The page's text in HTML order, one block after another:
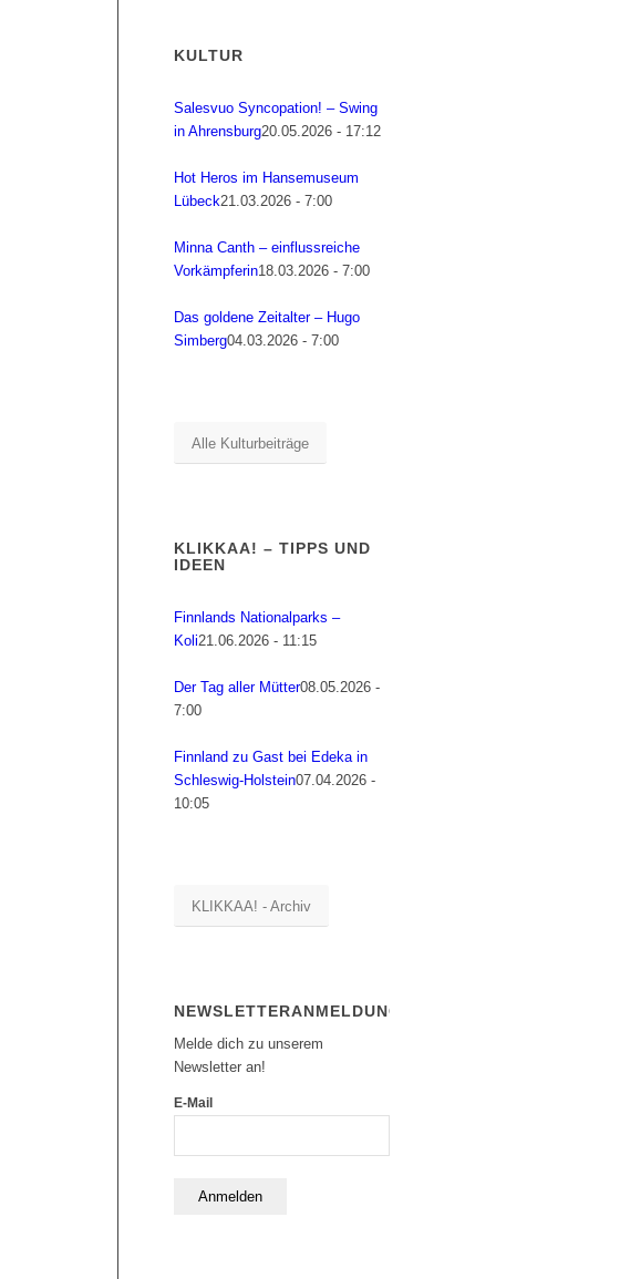
KULTUR
Salesvuo Syncopation! – Swing
in Ahrensburg20.05.2026 - 17:12
Hot Heros im Hansemuseum
Lübeck21.03.2026 - 7:00
Minna Canth – einflussreiche
Vorkämpferin18.03.2026 - 7:00
Das goldene Zeitalter – Hugo
Simberg04.03.2026 - 7:00
Alle Kulturbeiträge
KLIKKAA! – TIPPS UND
IDEEN
Finnlands Nationalparks –
Koli21.06.2026 - 11:15
Der Tag aller Mütter08.05.2026 -
7:00
Finnland zu Gast bei Edeka in
Schleswig-Holstein07.04.2026 -
10:05
KLIKKAA! - Archiv
NEWSLETTERANMELDUNG
Melde dich zu unserem
Newsletter an!
E-Mail
Anmelden